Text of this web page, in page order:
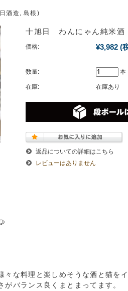
酒造, 島根)
十旭日 わんにゃん純米
価格: ¥3,982 (
数量: 本
在庫: 在庫あり
返品についての詳細はこちら
レビューはありません
々な料理と楽しめそうな酒と猫を
がバランス良くまとまってます。